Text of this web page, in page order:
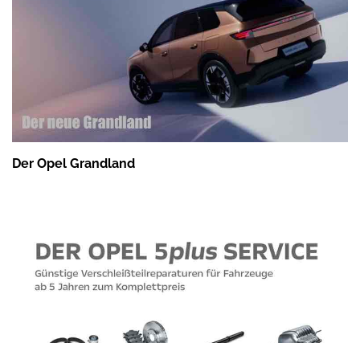
Der Opel Grandland